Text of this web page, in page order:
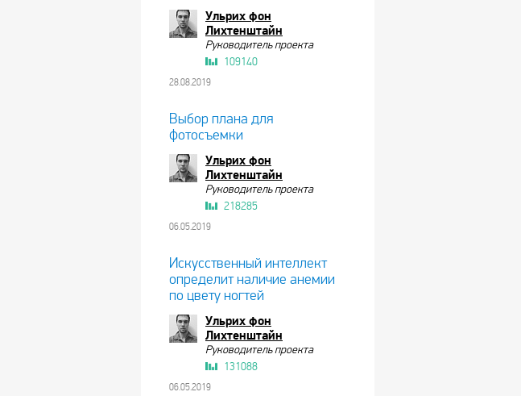
Ульрих фон
Лихтенштайн
Руководитель проекта
109140
28.08.2019
Выбор плана для
фотосъемки
Ульрих фон
Лихтенштайн
Руководитель проекта
218285
06.05.2019
Искусственный интеллект
определит наличие анемии
по цвету ногтей
Ульрих фон
Лихтенштайн
Руководитель проекта
131088
06.05.2019